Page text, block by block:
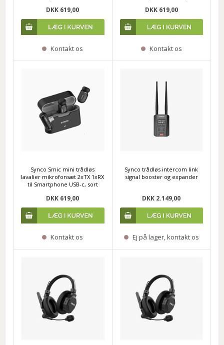
DKK 619,00
Kontakt os
DKK 619,00
Kontakt os
Synco Smic mini trådløs
lavalier mikrofonsæt 2xTX 1xRX
til Smartphone USB-c, sort
DKK 619,00
Kontakt os
Synco trådløs intercom link
signal booster og expander
DKK 2.149,00
Ej på lager, kontakt os